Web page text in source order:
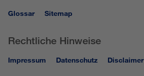
Glossar Sitemap
Rechtliche Hinweise
Impressum Datenschutz Disclaimer